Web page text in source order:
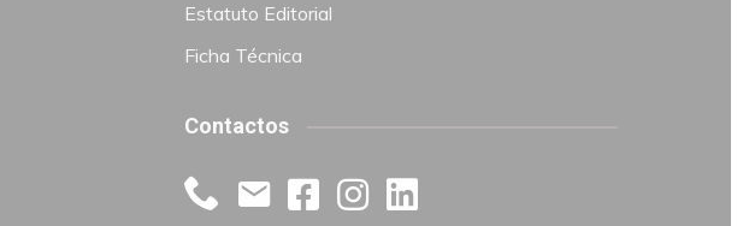
Estatuto Editorial
Ficha Técnica
Contactos